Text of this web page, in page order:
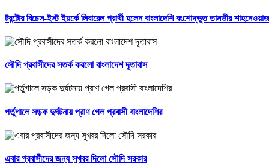
টরন্টোর বিচেস-ইস্ট ইয়র্কে লিবারেল প্রার্থী হলেন বাংলাদেশি বংশোদ্ভূত তানভীর শাহনেওয়াজ
সৌদি প্রবাসীদের সতর্ক করলো বাংলাদেশ দূতাবাস
পর্তুগালে সড়ক দুর্ঘটনায় প্রাণ গেল প্রবাসী বাংলাদেশির
এবার প্রবাসীদের জন্য সুখবর দিলো সৌদি সরকার